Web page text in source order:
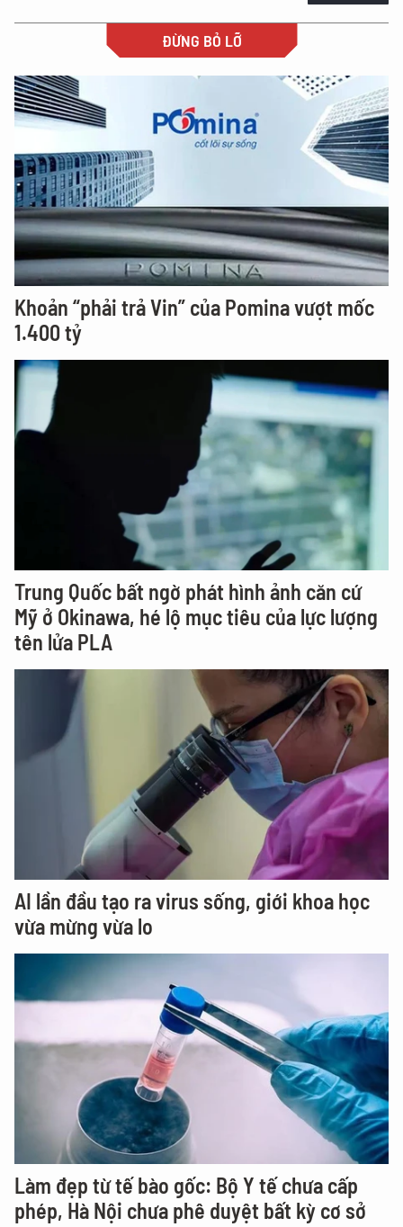
ĐỪNG BỎ LỠ
Khoản “phải trả Vin” của Pomina vượt mốc
1.400 tỷ
Trung Quốc bất ngờ phát hình ảnh căn cứ
Mỹ ở Okinawa, hé lộ mục tiêu của lực lượng
tên lửa PLA
AI lần đầu tạo ra virus sống, giới khoa học
vừa mừng vừa lo
Làm đẹp từ tế bào gốc: Bộ Y tế chưa cấp
phép, Hà Nội chưa phê duyệt bất kỳ cơ sở